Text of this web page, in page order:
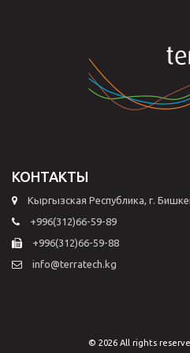
КОНТАКТЫ
Кыргызская Республика, г.
+996(312)66-59-89
+996(312)66-59-88
info@terratech.kg
© 2026 All rights